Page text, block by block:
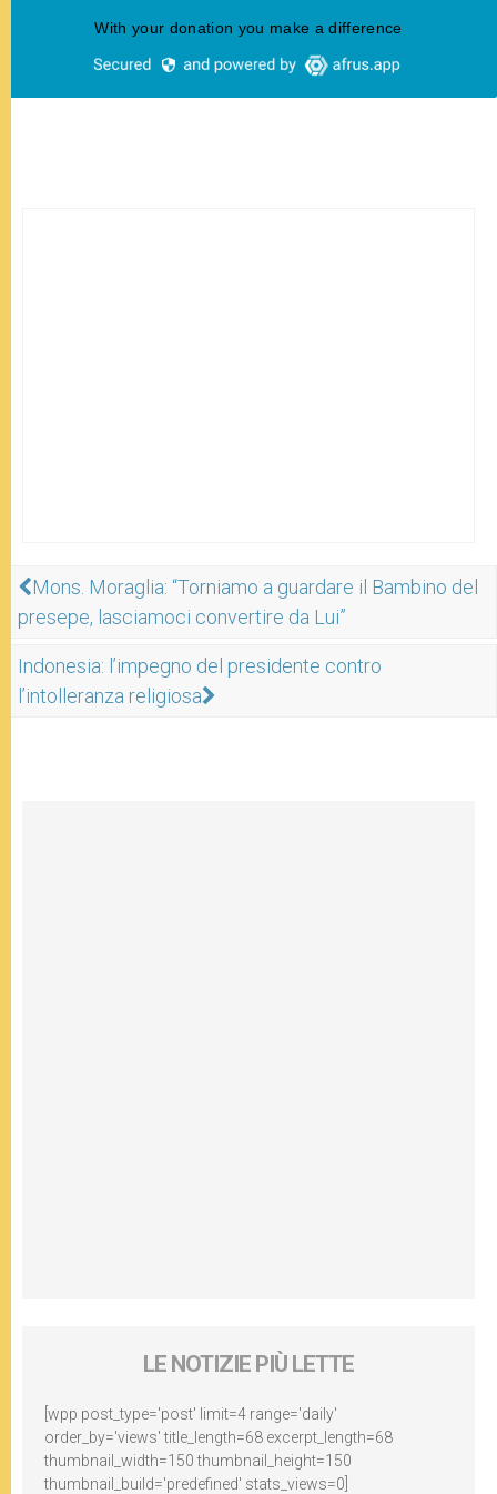
Mons. Moraglia: “Torniamo a guardare il Bambino del
presepe, lasciamoci convertire da Lui”
Indonesia: l’impegno del presidente contro
l’intolleranza religiosa
LE NOTIZIE PIÙ LETTE
[wpp post_type='post' limit=4 range='daily'
order_by='views' title_length=68 excerpt_length=68
thumbnail_width=150 thumbnail_height=150
thumbnail_build='predefined' stats_views=0]